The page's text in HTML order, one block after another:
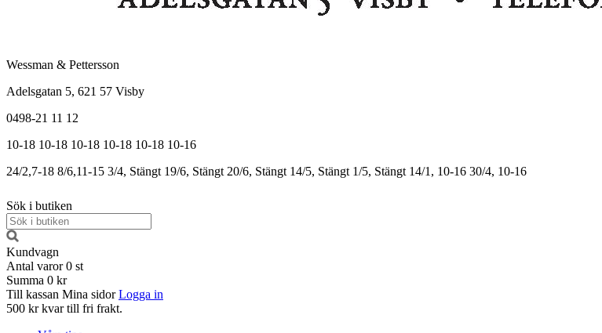
Wessman & Pettersson
Adelsgatan 5, 621 57 Visby
0498-21 11 12
10-18 10-18 10-18 10-18 10-18 10-16
24/2,7-18 8/6,11-15 3/4, Stängt 19/6, Stängt 20/6, Stängt 14/5, Stängt 1/5, Stängt 14/1, 10-16 30/4, 10-16
Sök i butiken
Kundvagn
Antal varor 0 st
Summa 0 kr
Till kassan Mina sidor Logga in
500 kr kvar till fri frakt.